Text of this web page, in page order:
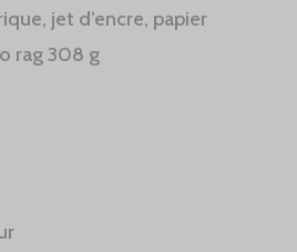
jet d’encre, papier
rag 308 g